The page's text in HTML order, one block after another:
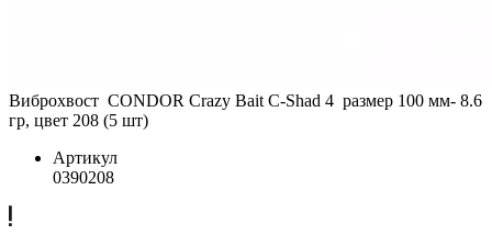
Виброхвост CONDOR Crazy Bait C-Shad 4 размер 100 мм- 8.6
гр, цвет 208 (5 шт)
Артикул
0390208